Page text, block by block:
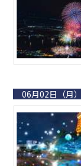
06月02日（月）